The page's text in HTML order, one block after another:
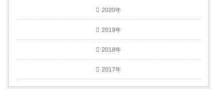
2020年
2019年
2018年
2017年